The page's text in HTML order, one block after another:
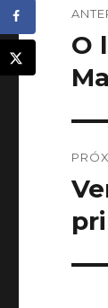
de
Post
O
post: